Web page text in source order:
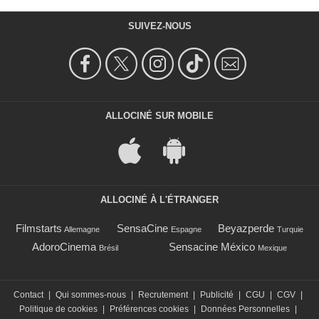
SUIVEZ-NOUS
ALLOCINÉ SUR MOBILE
ALLOCINÉ À L'ÉTRANGER
Filmstarts Allemagne SensaCine Espagne Beyazperde Turquie
AdoroCinema Brésil Sensacine México Mexique
Contact Qui sommes-nous Recrutement Publicité CGU CGV
Politique de cookies
Préférences cookies Données Personnelles